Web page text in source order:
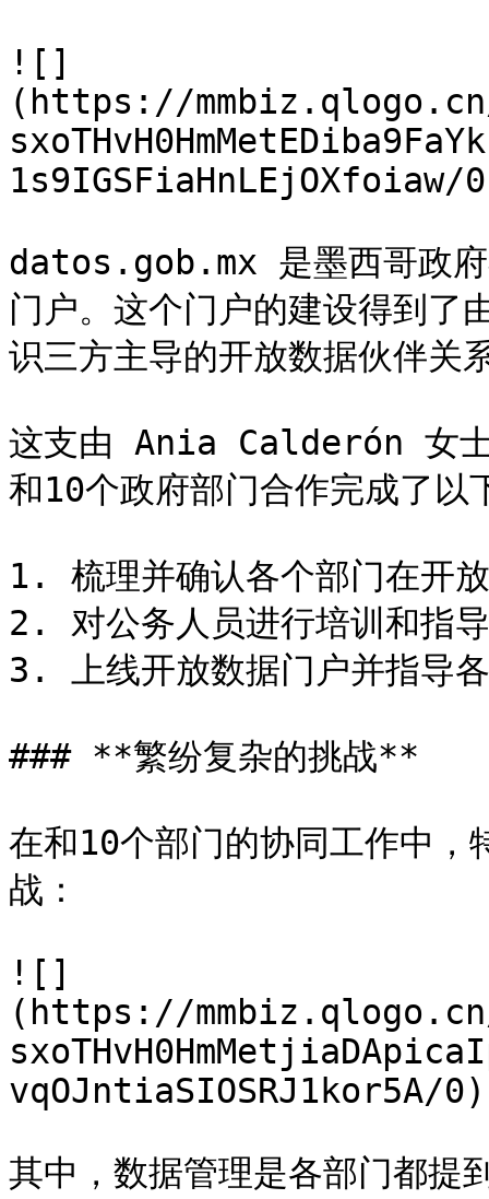
![]
(https://mmbiz.qlogo.cn/
1s9IGSFiaHnLEjOXfoiaw/
datos.gob.mx 是墨西哥政府
门户。这个门户的建设得到了
识三方主导的开放数据伙伴关
这支由 Ania Calderón 女士
和10个政府部门合作完成了以
1. 梳理并确认各个部门在开
2. 对公务人员进行培训和指导
3. 上线开放数据门户并指导
### **繁纷复杂的挑战**
在和10个部门的协同工作中，
战：
![]
(https://mmbiz.qlogo.cn/
vqOJntiaSIOSRJ1kor5A/0)
其中，数据管理是各部门都提